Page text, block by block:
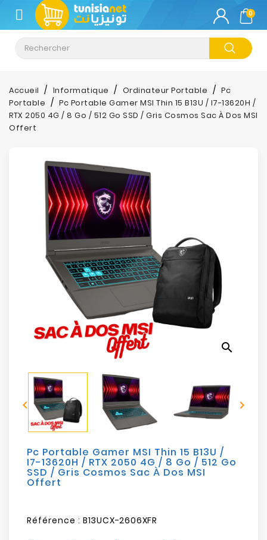
CATÉGORIE
Climatisation
Informatique
Téléphonie
&
Impression
Stockage
Electroménager
Réseau
Mobilités
Loisirs
0
Accueil Informatique Ordinateur Portable
Pc
Portable
Pc Portable Gamer MSI Thin 15 B13U / I7-13620H /
RTX 2050 4G / 8 Go / 512 Go SSD / Gris Cosmos Sac À Dos MSI
Offert
search
 
Pc Portable Gamer MSI Thin 15 B13U /
I7-13620H / RTX 2050 4G / 8 Go / 512 Go
SSD / Gris Cosmos Sac À Dos MSI
Offert
Référence : B13UCX-2606XFR